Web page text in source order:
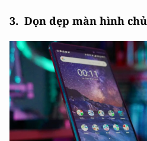
3. Dọn dẹp màn hình chủ